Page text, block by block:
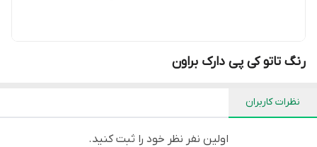
رنگ تاتو کی پی دارک براون
نظرات کاربران
اولین نفر نظر خود را ثبت کنید.